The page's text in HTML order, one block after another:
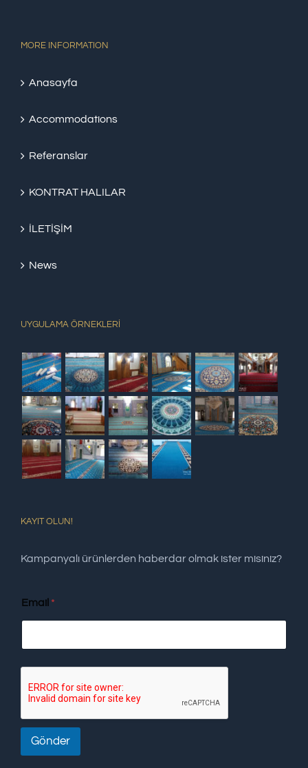
MORE INFORMATION
Anasayfa
Accommodations
Referanslar
KONTRAT HALILAR
İLETİŞİM
News
UYGULAMA ÖRNEKLERİ
KAYIT OLUN!
Kampanyalı ürünlerden haberdar olmak ister misiniz?
Email *
Gönder